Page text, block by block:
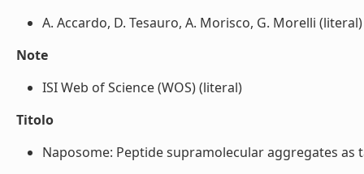
A. Accardo, D. Tesauro, A. Morisco, G. Morelli (literal)
Note
ISI Web of Science (WOS) (literal)
Titolo
Naposome: Peptide supramolecular aggregates